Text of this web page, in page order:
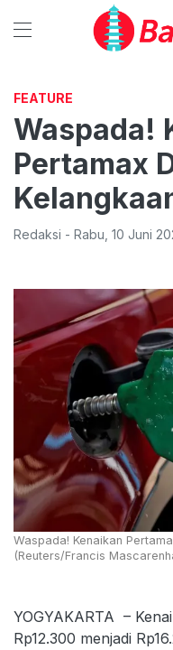
FEATURE
Waspada!
Pertamax
Redaksi - Rabu 10 Juni
Waspada! Kenaikan
(Reuters/Francis
YOGYAKARTA –
Rp12.300 menjadi